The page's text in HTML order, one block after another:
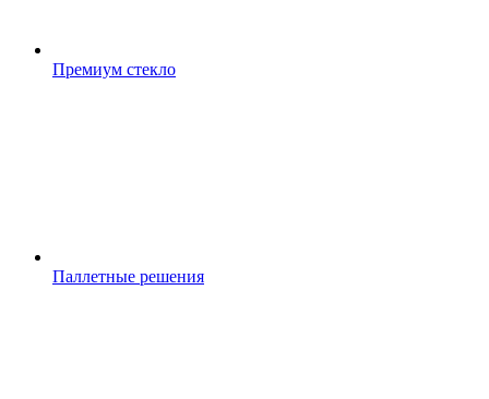
Премиум стекло
Паллетные решения